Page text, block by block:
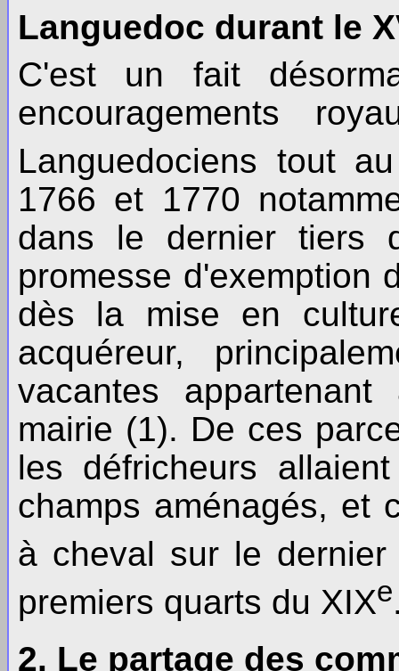
Languedoc durant le
C'est un fait
encouragements
Languedociens tout
1766 et 1770
dans le dernier tiers
promesse d'exemption
dès la mise en
acquéreur,
vacantes
mairie (1). De ces
les défricheurs
champs aménagés, et
à cheval sur le
premiers quarts du XIXe
2. Le partage des